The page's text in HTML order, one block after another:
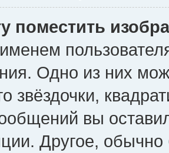
поместить
Одно из них
звёздочки,
вы
Другое,